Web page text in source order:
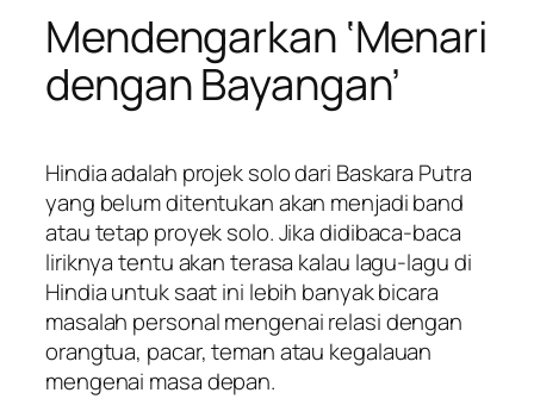
Mendengarkan ‘Menari
dengan Bayangan’
Hindia adalah projek solo dari Baskara Putra
yang belum ditentukan akan menjadi band
atau tetap proyek solo. Jika didibaca-baca
liriknya tentu akan terasa kalau lagu-lagu di
Hindia untuk saat ini lebih banyak bicara
masalah personal mengenai relasi dengan
orangtua, pacar, teman atau kegalauan
mengenai masa depan.